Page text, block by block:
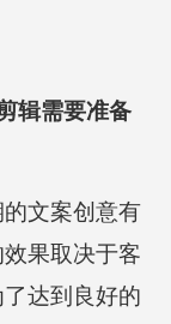
辑需要准备
文案创意有
果取决于客
达到良好的